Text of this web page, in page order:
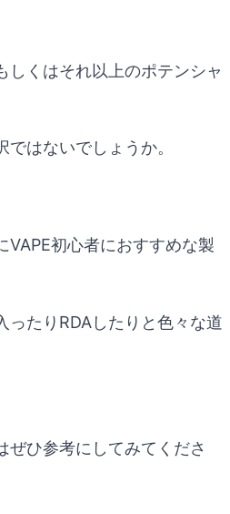
しくはそれ以上のポテンシャ
はないでしょうか。
VAPE初心者におすすめな製
ったりRDAしたりと色々な道
ぜひ参考にしてみてくださ